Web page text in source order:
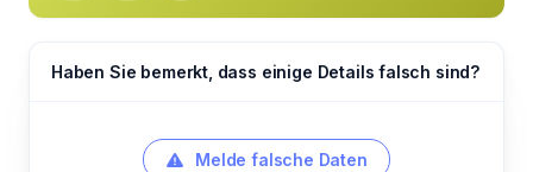
Haben Sie bemerkt, dass einige Details falsch sind?
Melde falsche Daten